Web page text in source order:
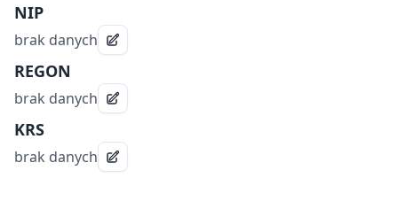
NIP
brak danych
REGON
brak danych
KRS
brak danych